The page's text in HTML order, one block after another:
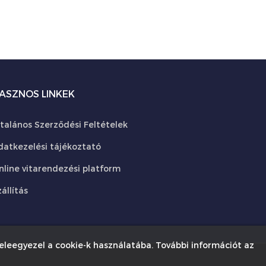
LINKEK
Szerződési Feltételek
tájékoztató
vitarendezési platform
a cookie-k használatába. További információt az